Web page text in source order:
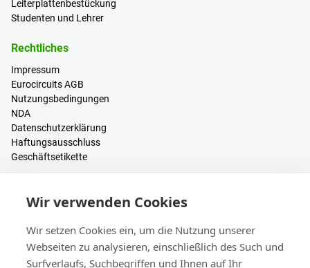
Leiterplattenbestückung
Studenten und Lehrer
Rechtliches
Impressum
Eurocircuits AGB
Nutzungsbedingungen
NDA
Datenschutzerklärung
Haftungsausschluss
Geschäftsetikette
PCB Kalkulator
Hilfe & Wissen
Blogs
Wir verwenden Cookies
Wir setzen Cookies ein, um die Nutzung unserer
Webseiten zu analysieren, einschließlich des Such und
Surfverlaufs, Suchbegriffen und Ihnen auf Ihr